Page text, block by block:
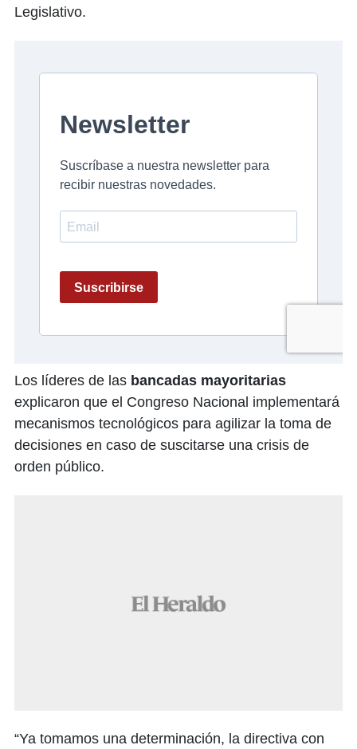
Legislativo.
Los líderes de las bancadas mayoritarias
explicaron que el Congreso Nacional implementará
mecanismos tecnológicos para agilizar la toma de
decisiones en caso de suscitarse una crisis de
orden público.
“Ya tomamos una determinación, la directiva con